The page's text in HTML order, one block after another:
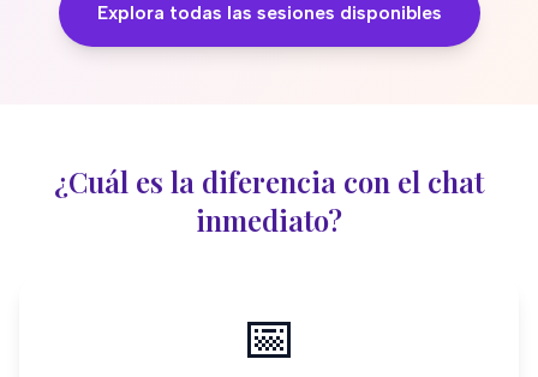
Explora todas las sesiones disponibles
¿Cuál es la diferencia con el chat
inmediato?
📅